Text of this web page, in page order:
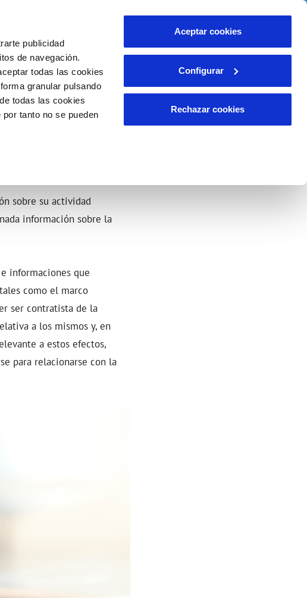
publicidad
de navegación.
todas las cookies
granular pulsando
todas las cookies
tanto no se pueden
Aceptar cookies
Configurar
Rechazar cookies
DATOS
domicilio
INCIDENCIAS
Comunica anomalías o posibles
compromisos
sobre su actividad
información sobre la
informaciones que
como el marco
ser contratista de la
a los mismos y, en
a estos efectos,
para relacionarse con la